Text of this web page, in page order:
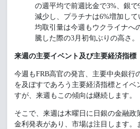
の週平均で前週比金で3%、銀
減少し、プラチナは6%増加し
均取引量は今週もウクライナへ
騰した際の3月初旬ぶりの高さ。
来週の主要イベント及び主要経済指標
今週もFRB高官の発言、主要中央銀行
を及ぼすであろう主要経済指標とイベ
すが、来週もこの傾向は継続します。
そこで、来週は木曜日に日銀の金融政
金利発表があり、市場は注目します。